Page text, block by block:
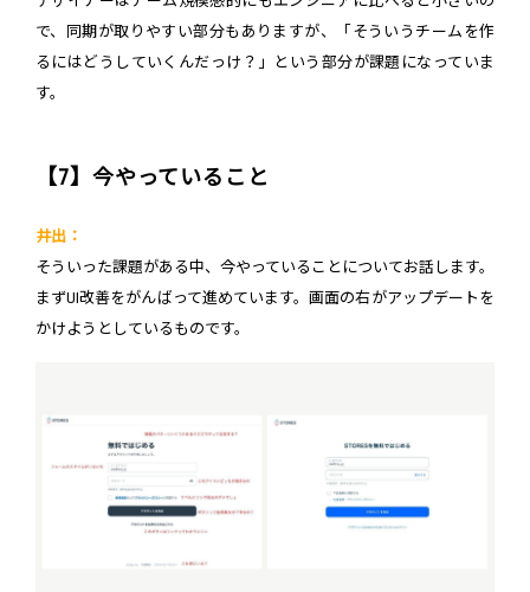
で、同期が取りやすい部分もありますが、「そういうチームを作
るにはどうしていくんだっけ？」という部分が課題になっていま
す。
【7】今やっていること
井出：
そういった課題がある中、今やっていることについてお話します。
まずUI改善をがんばって進めています。画面の右がアップデートを
かけようとしているものです。